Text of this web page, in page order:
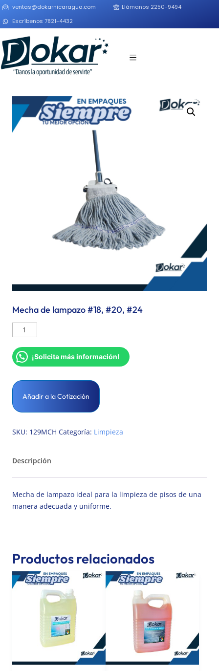
ventas@dokarnicaragua.com
Llámanos 2250-9494
Escríbenos 7821-4432
Mecha de lampazo #18, #20, #24
¡Solicita más información!
Añadir a la Cotización
SKU: 129MCH Categoría: Limpieza
Descripción
Mecha de lampazo ideal para la limpieza de pisos de una
manera adecuada y uniforme.
Productos relacionados